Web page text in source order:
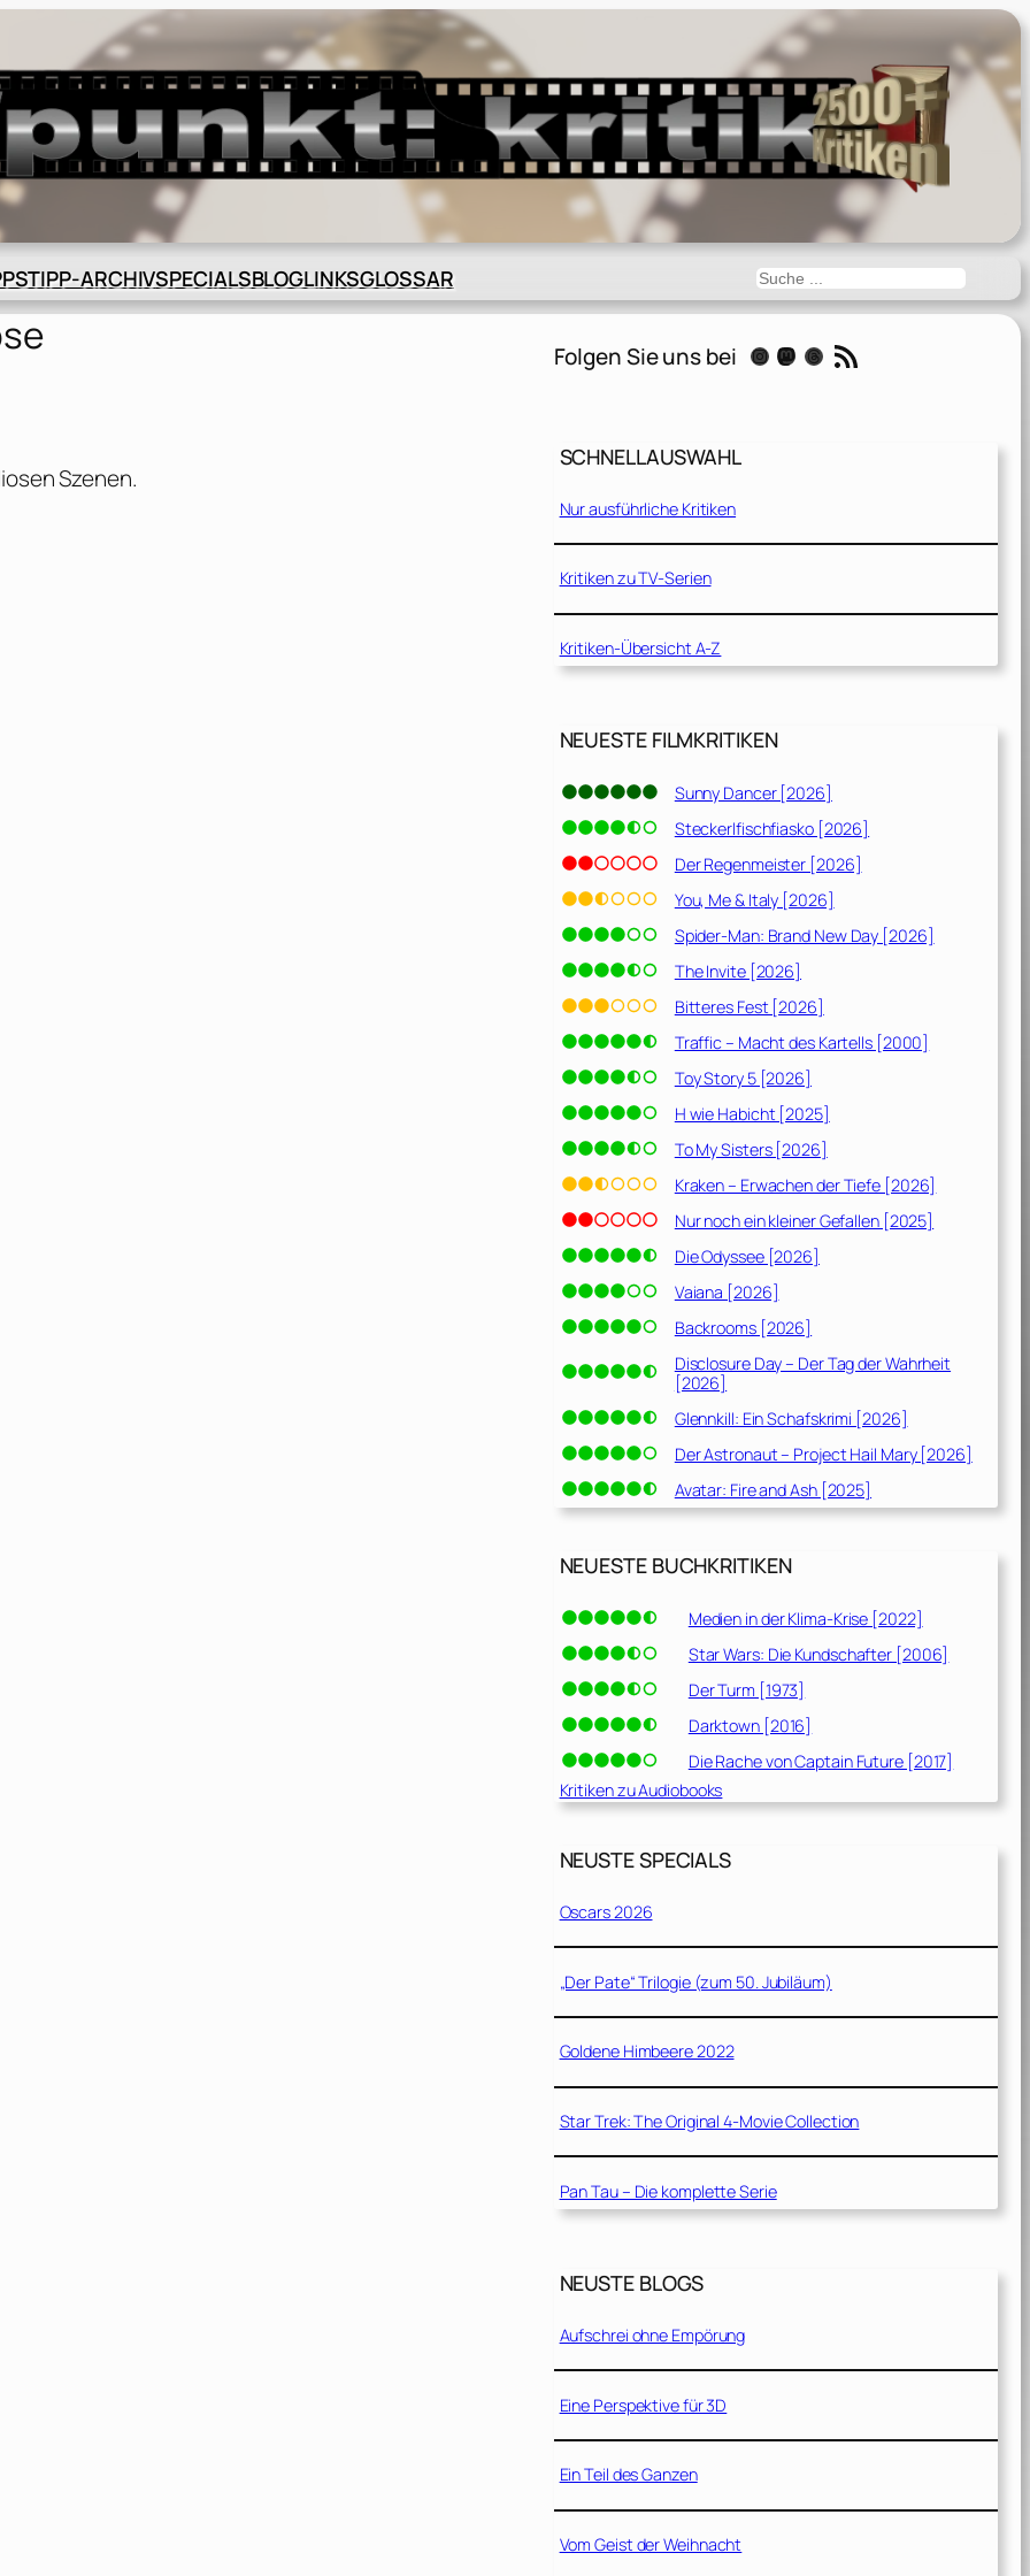
TIPP-ARCHIVSPECIALSBLOGLINKSGLOSSAR Suchen
Szenen.
Folgen Sie uns bei Instagram Mastodon Threads RSS-Feed
SCHNELLAUSWAHL
Nur ausführliche Kritiken
Kritiken zu TV-Serien
Kritiken-Übersicht A-Z
NEUESTE FILMKRITIKEN
Sunny Dancer [2026]
Steckerlfischfiasko [2026]
Der Regenmeister [2026]
You, Me & Italy [2026]
Spider-Man: Brand New Day [2026]
The Invite [2026]
Bitteres Fest [2026]
Traffic – Macht des Kartells [2000]
Toy Story 5 [2026]
H wie Habicht [2025]
To My Sisters [2026]
Kraken – Erwachen der Tiefe [2026]
Nur noch ein kleiner Gefallen [2025]
Die Odyssee [2026]
Vaiana [2026]
Backrooms [2026]
Disclosure Day – Der Tag der Wahrheit
[2026]
Glennkill: Ein Schafskrimi [2026]
Der Astronaut – Project Hail Mary [2026]
Avatar: Fire and Ash [2025]
NEUESTE BUCHKRITIKEN
Medien in der Klima-Krise [2022]
Star Wars: Die Kundschafter [2006]
Der Turm [1973]
Darktown [2016]
Die Rache von Captain Future [2017]
Kritiken zu Audiobooks
NEUSTE SPECIALS
Oscars 2026
„Der Pate“ Trilogie (zum 50. Jubiläum)
Goldene Himbeere 2022
Star Trek: The Original 4-Movie Collection
Pan Tau – Die komplette Serie
NEUSTE BLOGS
Aufschrei ohne Empörung
Eine Perspektive für 3D
Ein Teil des Ganzen
Vom Geist der Weihnacht